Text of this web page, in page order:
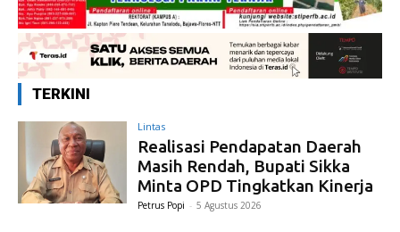
TERKINI
Lintas
Realisasi Pendapatan Daerah
Masih Rendah, Bupati Sikka
Minta OPD Tingkatkan Kinerja
Petrus Popi - 5 Agustus 2026